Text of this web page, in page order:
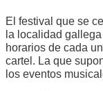
El festival que se
la localidad
horarios de cada
cartel. La que
los eventos